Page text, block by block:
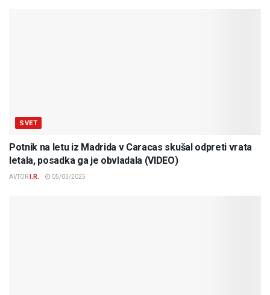
SVET
Potnik na letu iz Madrida v Caracas skušal odpreti vrata
letala, posadka ga je obvladala (VIDEO)
AVTOR I.R. 05/03/2025